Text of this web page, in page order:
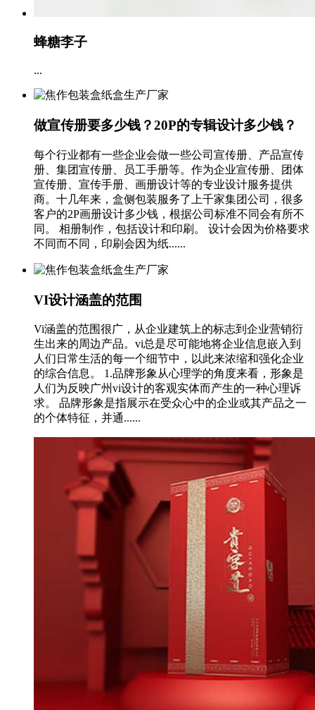
蜂糖李子
...
做宣传册要多少钱？20P的专辑设计多少钱？
每个行业都有一些企业会做一些公司宣传册、产品宣传
册、集团宣传册、员工手册等。作为企业宣传册、团体
宣传册、宣传手册、画册设计等的专业设计服务提供
商。十几年来，盒侧包装服务了上千家集团公司，很多
客户的2P画册设计多少钱，根据公司标准不同会有所不
同。 相册制作，包括设计和印刷。 设计会因为价格要求
不同而不同，印刷会因为纸......
VI设计涵盖的范围
Vi涵盖的范围很广，从企业建筑上的标志到企业营销衍
生出来的周边产品。vi总是尽可能地将企业信息嵌入到
人们日常生活的每一个细节中，以此来浓缩和强化企业
的综合信息。 1.品牌形象从心理学的角度来看，形象是
人们为反映广州vi设计的客观实体而产生的一种心理诉
求。 品牌形象是指展示在受众心中的企业或其产品之一
的个体特征，并通......